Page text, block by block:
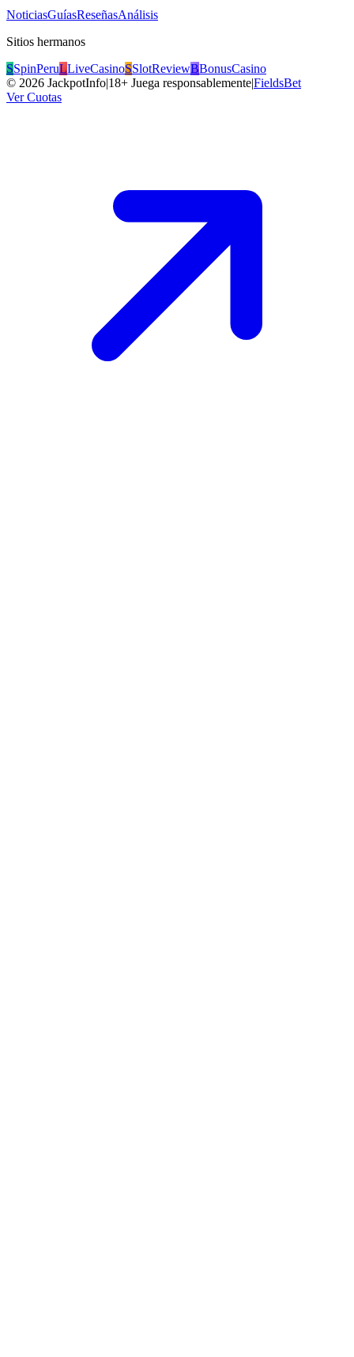
NoticiasGuíasReseñasAnálisis
Sitios hermanos
SSpinPeruLLiveCasinoSSlotReviewBBonusCasino
© 2026 JackpotInfo|18+ Juega responsablemente|FieldsBet
Ver Cuotas